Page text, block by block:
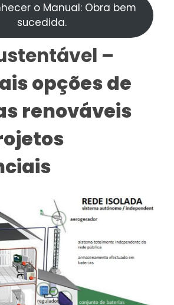
o Manual: Obra bem
sucedida.
–
opções de
renováveis